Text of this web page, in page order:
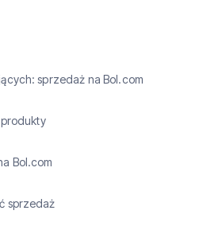
sprzedaż na Bol.com
Bol.com
sprzedaż